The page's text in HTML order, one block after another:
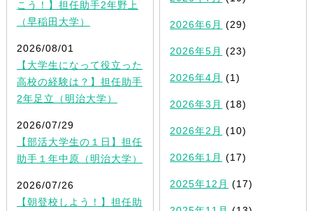
こう！】担任助手2年野上
（早稲田大学）
2026/08/01
【大学生になって役立った
高校の経験は？】担任助手
2年足立（明治大学）
2026/07/29
【部活大学生の１日】担任
助手１年中原（明治大学）
2026/07/26
【朝登校しよう！】担任助
2026年6月 (29)
2026年5月 (23)
2026年4月 (1)
2026年3月 (18)
2026年2月 (10)
2026年1月 (17)
2025年12月 (17)